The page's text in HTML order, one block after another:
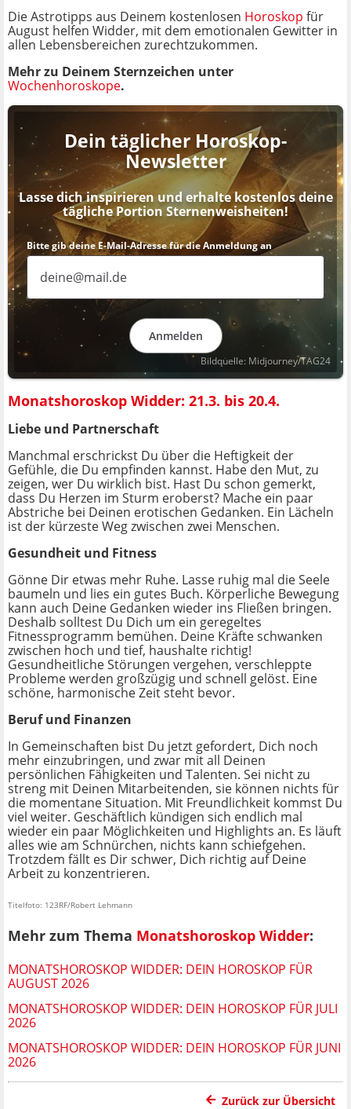
Die Astrotipps aus Deinem kostenlosen Horoskop für
August helfen Widder, mit dem emotionalen Gewitter in
allen Lebensbereichen zurechtzukommen.
Mehr zu Deinem Sternzeichen unter
Wochenhoroskope.
Dein täglicher Horoskop-
Newsletter
Lasse dich inspirieren und erhalte kostenlos deine
tägliche Portion Sternenweisheiten!
Bitte gib deine E-Mail-Adresse für die Anmeldung an
Anmelden
Bildquelle: Midjourney/TAG24
Monatshoroskop Widder: 21.3. bis 20.4.
Liebe und Partnerschaft
Manchmal erschrickst Du über die Heftigkeit der
Gefühle, die Du empfinden kannst. Habe den Mut, zu
zeigen, wer Du wirklich bist. Hast Du schon gemerkt,
dass Du Herzen im Sturm eroberst? Mache ein paar
Abstriche bei Deinen erotischen Gedanken. Ein Lächeln
ist der kürzeste Weg zwischen zwei Menschen.
Gesundheit und Fitness
Gönne Dir etwas mehr Ruhe. Lasse ruhig mal die Seele
baumeln und lies ein gutes Buch. Körperliche Bewegung
kann auch Deine Gedanken wieder ins Fließen bringen.
Deshalb solltest Du Dich um ein geregeltes
Fitnessprogramm bemühen. Deine Kräfte schwanken
zwischen hoch und tief, haushalte richtig!
Gesundheitliche Störungen vergehen, verschleppte
Probleme werden großzügig und schnell gelöst. Eine
schöne, harmonische Zeit steht bevor.
Beruf und Finanzen
In Gemeinschaften bist Du jetzt gefordert, Dich noch
mehr einzubringen, und zwar mit all Deinen
persönlichen Fähigkeiten und Talenten. Sei nicht zu
streng mit Deinen Mitarbeitenden, sie können nichts für
die momentane Situation. Mit Freundlichkeit kommst Du
viel weiter. Geschäftlich kündigen sich endlich mal
wieder ein paar Möglichkeiten und Highlights an. Es läuft
alles wie am Schnürchen, nichts kann schiefgehen.
Trotzdem fällt es Dir schwer, Dich richtig auf Deine
Arbeit zu konzentrieren.
Titelfoto: 123RF/Robert Lehmann
Mehr zum Thema Monatshoroskop Widder:
MONATSHOROSKOP WIDDER: DEIN HOROSKOP FÜR
AUGUST 2026
MONATSHOROSKOP WIDDER: DEIN HOROSKOP FÜR JULI
2026
MONATSHOROSKOP WIDDER: DEIN HOROSKOP FÜR JUNI
2026
Zurück zur Übersicht